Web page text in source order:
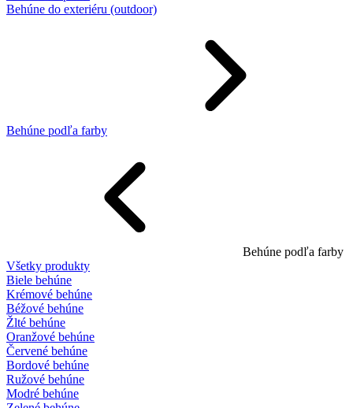
Behúne do exteriéru (outdoor)
Behúne podľa farby
Behúne podľa farby
Všetky produkty
Biele behúne
Krémové behúne
Béžové behúne
Žlté behúne
Oranžové behúne
Červené behúne
Bordové behúne
Ružové behúne
Modré behúne